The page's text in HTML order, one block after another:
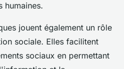
humaines.
jouent également un rôle
sociale. Elles facilitent
sociaux en permettant